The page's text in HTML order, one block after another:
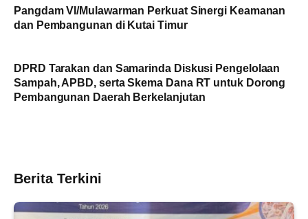
Pangdam VI/Mulawarman Perkuat Sinergi Keamanan
dan Pembangunan di Kutai Timur
DPRD Tarakan dan Samarinda Diskusi Pengelolaan
Sampah, APBD, serta Skema Dana RT untuk Dorong
Pembangunan Daerah Berkelanjutan
Berita Terkini